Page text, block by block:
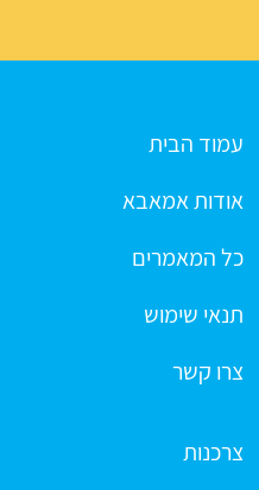
עמוד הבית
אודות אמאבא
כל המאמרים
תנאי שימוש
צרו קשר
צרכנות